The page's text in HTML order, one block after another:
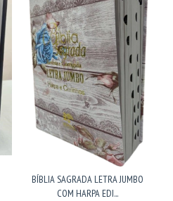
BÍBLIA SAGRADA LETRA JUMBO
COM HARPA EDI...